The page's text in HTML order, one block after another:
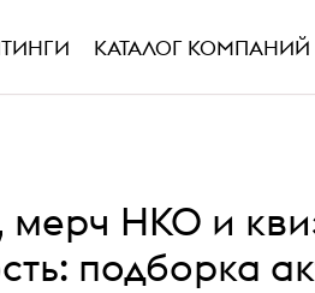
КАТАЛОГ КОМПАНИЙ
мерч НКО и
подборка